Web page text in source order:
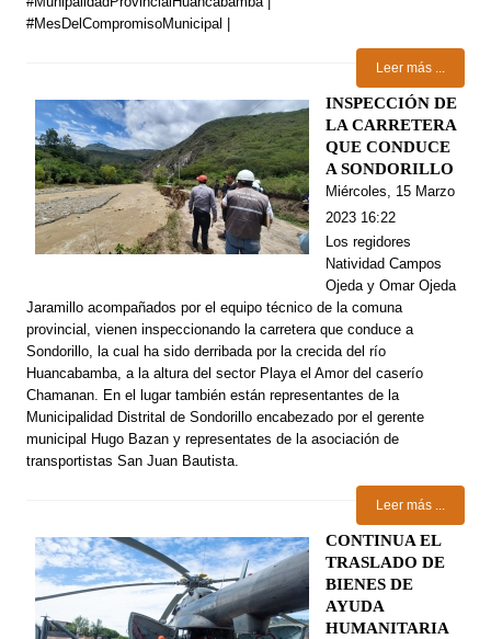
#MesDelCompromisoMunicipal |
Leer más ...
INSPECCIÓN DE
LA CARRETERA
QUE CONDUCE
A SONDORILLO
Miércoles, 15 Marzo
2023 16:22
Los regidores
Natividad Campos
Ojeda y Omar Ojeda
Jaramillo acompañados por el equipo técnico de la comuna
provincial, vienen inspeccionando la carretera que conduce a
Sondorillo, la cual ha sido derribada por la crecida del río
Huancabamba, a la altura del sector Playa el Amor del caserío
Chamanan. En el lugar también están representantes de la
Municipalidad Distrital de Sondorillo encabezado por el gerente
municipal Hugo Bazan y representates de la asociación de
transportistas San Juan Bautista.
Leer más ...
CONTINUA EL
TRASLADO DE
BIENES DE
AYUDA
HUMANITARIA